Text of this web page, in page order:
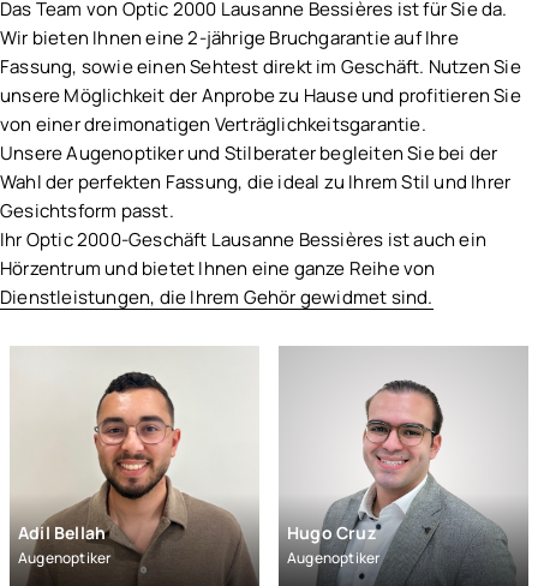
ALLE DIENSTLEISTUNGEN VON OPTIC 2000
ANSEHEN
Medley
Persol
Seiko
Whaoo
Alain Mikli
Blush by Caroline Abram
Face à Face
Caroline Abram
Lindberg
Mykita
Vinyl Factory
Cartier
Emporio Armani
Giorgio Armani
Gucci
Miu Miu
Prada
Fassungen
Das Team von Optic 2000 Lausanne Bessières ist für Sie da.
Wir bieten Ihnen eine 2-jährige Bruchgarantie auf Ihre
Fassung, sowie einen Sehtest direkt im Geschäft. Nutzen Sie
unsere Möglichkeit der Anprobe zu Hause und profitieren Sie
von einer dreimonatigen Verträglichkeitsgarantie.
Unsere Augenoptiker und Stilberater begleiten Sie bei der
Wahl der perfekten Fassung, die ideal zu Ihrem Stil und Ihrer
Gesichtsform passt.
Ihr Optic 2000-Geschäft Lausanne Bessières ist auch ein
Hörzentrum und bietet Ihnen eine ganze Reihe von
Dienstleistungen, die Ihrem Gehör gewidmet sind.
Adil Bellah
Augenoptiker
Hugo Cruz
Augenoptiker